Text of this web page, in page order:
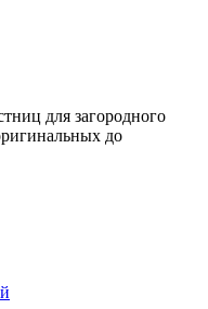
для загородного
до